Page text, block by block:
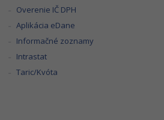
Overenie IČ DPH
Aplikácia eDane
Informačné zoznamy
Intrastat
Taric/Kvóta